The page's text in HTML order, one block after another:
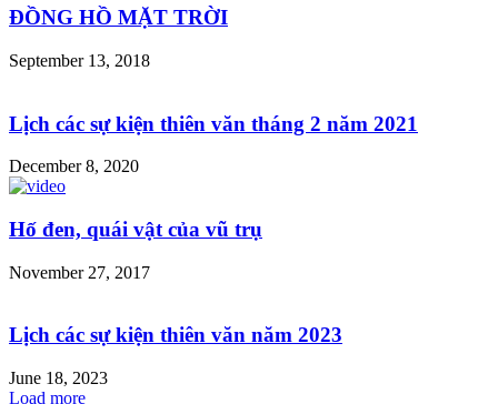
ĐỒNG HỒ MẶT TRỜI
September 13, 2018
Lịch các sự kiện thiên văn tháng 2 năm 2021
December 8, 2020
Hố đen, quái vật của vũ trụ
November 27, 2017
Lịch các sự kiện thiên văn năm 2023
June 18, 2023
Load more